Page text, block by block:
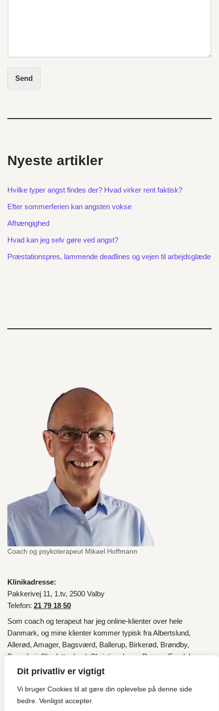
Dit privatliv er vigtigt
Vi bruger Cookies til at gøre din oplevelse på denne side
bedre. Venligst accepter.
Send
Nyeste artikler
Hvilke typer angst findes der? Hvad virker rent faktisk?
Efter sommerferien kan angsten vokse
Afhængighed
Hvad kan jeg selv gøre ved angst?
Præstationspres, lammende deadlines og vejen til arbejdsglæde
Coach og psykoterapeut Mikael Hoffmann
Klinikadresse:
Pakkerivej 11, 1.tv, 2500 Valby
Telefon: 21 79 18 50
Som coach og terapeut har jeg online-klienter over hele
Danmark, og mine klienter kommer typisk fraAlbertslund,
Allerød, Amager, Bagsværd, Ballerup, Birkerød, Brøndby,
Brønshøj,Charlottenlund,Christianshavn,Dragør,Egedal,
Fredensborg,Frederiksberg,Frederikssund
Hillerød,Hvidovre,Høje-Taastrup,Hørsholm,Ishøj,København
Lyngby,Lyngby-Taarbæk,Nordsjælland